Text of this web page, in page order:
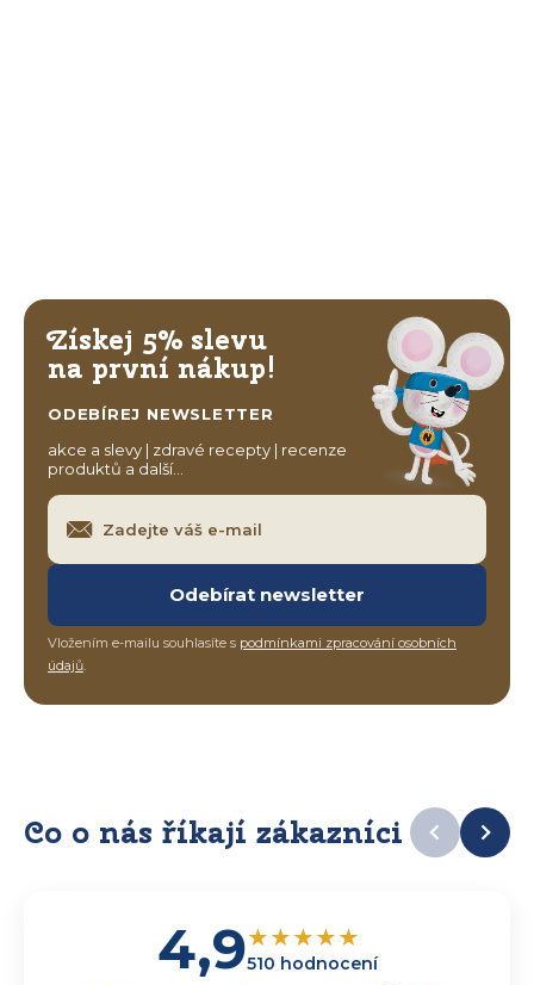
Získej 5% slevu
na první nákup!
ODEBÍREJ NEWSLETTER
akce a slevy | zdravé recepty | recenze
produktů a další…
Odebírat newsletter
Vložením e-mailu souhlasíte s podmínkami zpracování osobních
údajů.
Co o nás říkají zákazníci
4,9★★★★★
510 hodnocení